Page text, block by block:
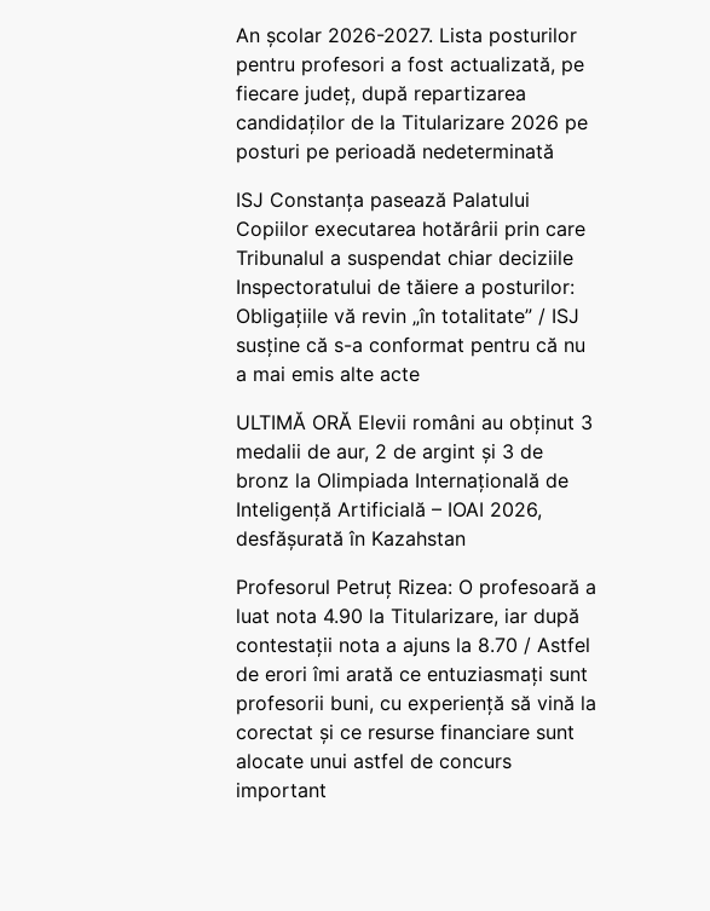
An școlar 2026-2027. Lista posturilor
pentru profesori a fost actualizată, pe
fiecare județ, după repartizarea
candidaților de la Titularizare 2026 pe
posturi pe perioadă nedeterminată
ISJ Constanța pasează Palatului
Copiilor executarea hotărârii prin care
Tribunalul a suspendat chiar deciziile
Inspectoratului de tăiere a posturilor:
Obligațiile vă revin „în totalitate” / ISJ
susține că s-a conformat pentru că nu
a mai emis alte acte
ULTIMĂ ORĂ Elevii români au obținut 3
medalii de aur, 2 de argint și 3 de
bronz la Olimpiada Internațională de
Inteligență Artificială – IOAI 2026,
desfășurată în Kazahstan
Profesorul Petruț Rizea: O profesoară a
luat nota 4.90 la Titularizare, iar după
contestații nota a ajuns la 8.70 / Astfel
de erori îmi arată ce entuziasmați sunt
profesorii buni, cu experiență să vină la
corectat și ce resurse financiare sunt
alocate unui astfel de concurs
important